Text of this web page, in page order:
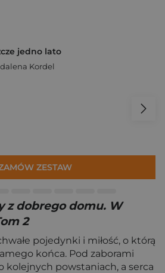
jedno lato
Kordel
ZESTAW
z dobrego domu. W
2
pojedynki i miłość, o którą
końca. Pod zaborami
kolejnych powstaniach, a serca